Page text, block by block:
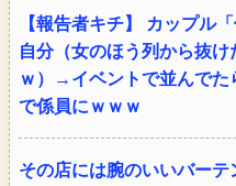
【報告者キチ】 カップル
自分（女のほう列から抜
ｗ）→イベントで並んでた
で係員にｗｗｗ
その店には腕のいいバー